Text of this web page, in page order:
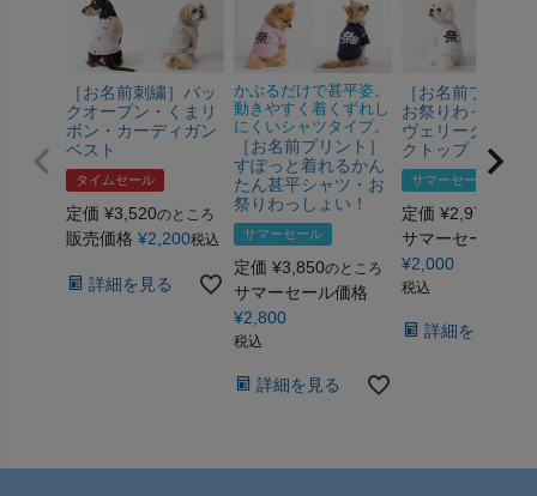
［お名前刺繍］バッ
クオープン・くまリ
ボン・カーディガン
ベスト
タイムセール
定価 ¥3,520のところ
販売価格 ¥2,200税込
詳細を見る
かぶるだけで甚平姿。
動きやすく着くずれし
にくいシャツタイプ。
［お名前プリント］
すぽっと着れるかん
たん甚平シャツ・お
祭りわっしょい！
サマーセール
定価 ¥3,850のところ
サマーセール価格
¥2,800
税込
詳細を見る
［お名前プリン
お祭りわっしょ
ヴェリークール
クトップ
サマーセール
定価 ¥2,970
サマーセール価格
¥2,000
税込
詳細を見る